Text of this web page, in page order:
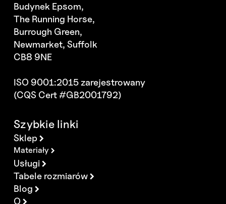
Budynek Epsom,
The Running Horse,
Burrough Green,
Newmarket, Suffolk
CB8 9NE
ISO 9001:2015 zarejestrowany
(CQS Cert #GB2001792)
Szybkie linki
Sklep
Materiały
Usługi
Tabele rozmiarów
Blog
O